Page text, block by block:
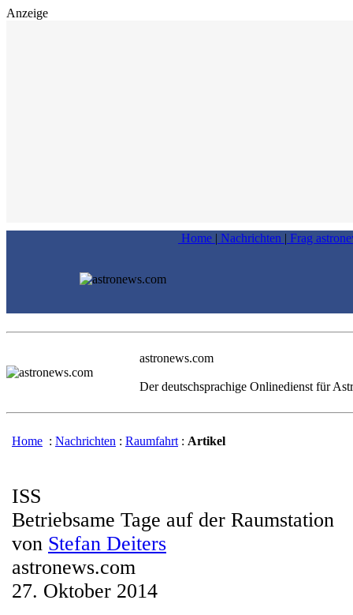
Anzeige
Home | Nachrichten | Frag
astronews.com
Der deutschsprachige Onlinedienst für
Home : Nachrichten : Raumfahrt : Artikel
ISS
Betriebsame Tage auf der Raumstation
von Stefan Deiters
astronews.com
27. Oktober 2014